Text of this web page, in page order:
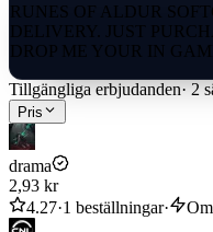
RUNES OF ALDUR
DELIVERY. JUST
DROP ME YOUR IN
Tillgängliga erbjudanden· 2
Pris
drama
2,93 kr
4.27·1 beställningar·